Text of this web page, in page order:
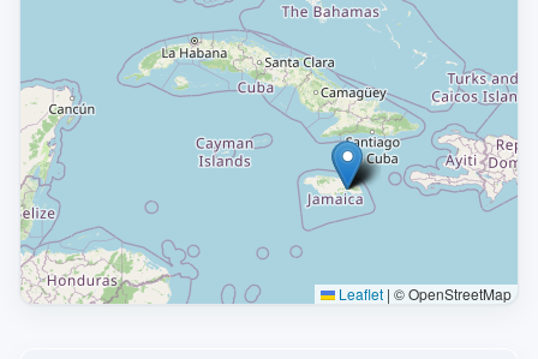
Leaflet | © OpenStreetMap